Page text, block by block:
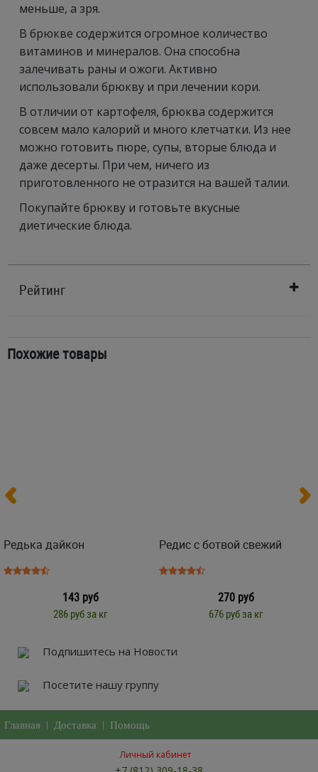
меньше, а зря.
В брюкве содержится огромное количество
витаминов и минералов. Она способна
залечивать раны и ожоги. Активно
использовали брюкву и при лечении кори.
В отличии от картофеля, брюква содержится
совсем мало калорий и много клетчатки. Из нее
можно готовить пюре, супы, вторые блюда и
даже десерты. При чем, ничего из
приготовленного не отразится на вашей талии.
Покупайте брюкву и готовьте вкусные
диетические блюда.
Рейтинг
Похожие товары
Редька дайкон
143 руб
286 руб за кг
Редис с ботвой свежий
270 руб
676 руб за кг
Подпишитесь на Новости
Посетите нашу группу
Главная Доставка Помощь
Личный кабинет